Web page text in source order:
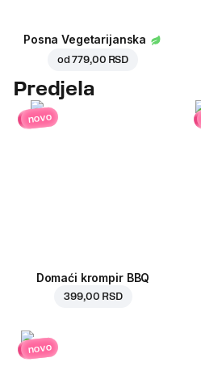
Posna Vegetarijanska
od779,00 RSD
Predjela
novo
Domaći krompir BBQ
399,00 RSD
novo